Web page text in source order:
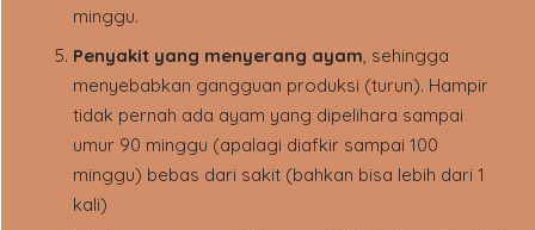
minggu.
Penyakit yang menyerang ayam, sehingga
menyebabkan gangguan produksi (turun). Hampir
tidak pernah ada ayam yang dipelihara sampai
umur 90 minggu (apalagi diafkir sampai 100
minggu) bebas dari sakit (bahkan bisa lebih dari 1
kali)